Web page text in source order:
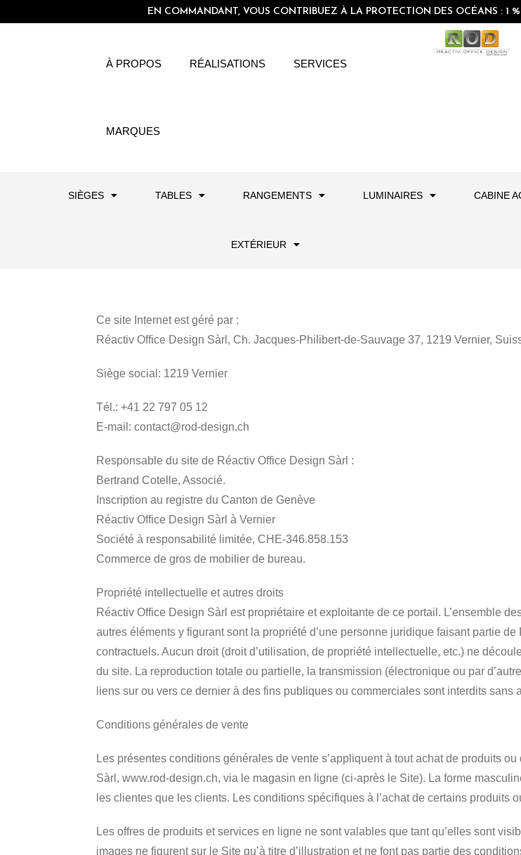
EN COMMANDANT, VOUS CONTRIBUEZ À LA PROTECTION DES OCÉANS : 1
À PROPOS RÉALISATIONS SERVICES
MARQUES
SIÈGES TABLES RANGEMENTS LUMINAIRES CABINE
EXTÉRIEUR
Ce site Internet est géré par :
Réactiv Office Design Sàrl, Ch. Jacques-Philibert-de-Sauvage 37, 1219 Vernier,
Siège social: 1219 Vernier
Tél.: +41 22 797 05 12
E-mail: contact@rod-design.ch
Responsable du site de Réactiv Office Design Sàrl :
Bertrand Cotelle, Associé.
Inscription au registre du Canton de Genève
Réactiv Office Design Sàrl à Vernier
Société à responsabilité limitée, CHE-346.858.153
Commerce de gros de mobilier de bureau.
Propriété intellectuelle et autres droits
Réactiv Office Design Sàrl est propriétaire et exploitante de ce portail. L’ensemble
autres éléments y figurant sont la propriété d’une personne juridique faisant partie
contractuels. Aucun droit (droit d’utilisation, de propriété intellectuelle, etc.) ne
du site. La reproduction totale ou partielle, la transmission (électronique ou par
liens sur ou vers ce dernier à des fins publiques ou commerciales sont interdits sans
Conditions générales de vente
Les présentes conditions générales de vente s’appliquent à tout achat de produits
Sàrl, www.rod-design.ch, via le magasin en ligne (ci-après le Site). La forme
les clientes que les clients. Les conditions spécifiques à l’achat de certains produits
Les offres de produits et services en ligne ne sont valables que tant qu’elles sont
images ne figurent sur le Site qu’à titre d’illustration et ne font pas partie des